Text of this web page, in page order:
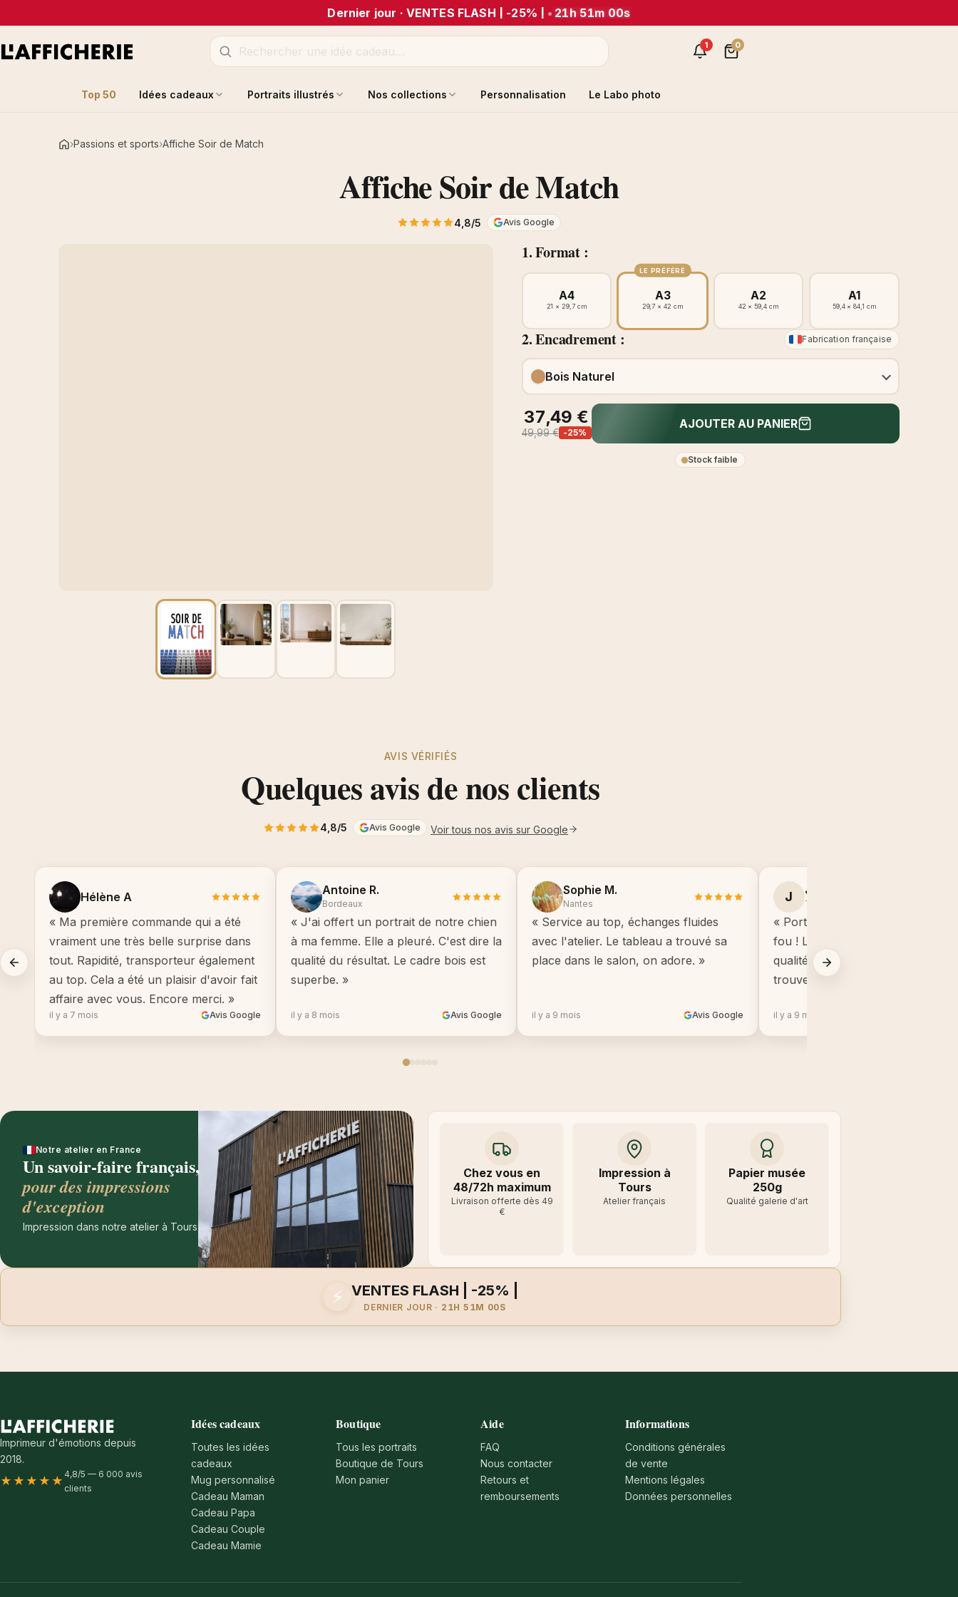
Dernier jour · VENTES FLASH | -25% | • 21h 51m 00s
1 0
Top 50 Idées cadeaux Portraits illustrés Nos collections Personnalisation Le Labo photo
Accueil
Passions et sports Affiche Soir de Match
Affiche Soir de Match
4,8/5 Avis Google
1. Format :
A4
21 × 29,7 cm
LE PRÉFÉRÉ
A3
29,7 × 42 cm
A2
42 × 59,4 cm
A1
59,4 × 84,1 cm
2. Encadrement : Fabrication française
Bois Naturel
37,49 €
49,99 € -25%
AJOUTER AU PANIER
Stock faible
AVIS VÉRIFIÉS
Quelques avis de nos clients
4,8/5 Avis Google Voir tous nos avis sur Google
Hélène A
« Ma première commande qui a été
vraiment une très belle surprise dans
tout. Rapidité, transporteur également
au top. Cela a été un plaisir d'avoir fait
affaire avec vous. Encore merci. »
il y a 7 mois Avis Google
Antoine R.
Bordeaux
« J'ai offert un portrait de notre chien
à ma femme. Elle a pleuré. C'est dire la
qualité du résultat. Le cadre bois est
superbe. »
il y a 8 mois Avis Google
Sophie M.
Nantes
« Service au top, échanges fluides
avec l'atelier. Le tableau a trouvé sa
place dans le salon, on adore. »
il y a 9 mois Avis Google
J Julie B.
Toulouse
« Portrait manga de mon fils, il
fou ! Le cadre est de très bonne
qualité, beaucoup mieux que ce
trouve en grande surface. »
il y a 9 mois
Notre atelier en France
Un savoir-faire français,
pour des impressions
d'exception
Impression dans notre atelier à Tours
Chez vous en
48/72h maximum
Livraison offerte dès 49
€
Impression à
Tours
Atelier français
Papier musée
250g
Qualité galerie d'art
⚡ VENTES FLASH | -25% |
DERNIER JOUR · 21H 51M 00S
Imprimeur d'émotions depuis
2018.
★★★★★ 4,8/5 — 6 000 avis
clients
Idées cadeaux
Toutes les idées
cadeaux
Mug personnalisé
Cadeau Maman
Cadeau Papa
Cadeau Couple
Cadeau Mamie
Boutique
Tous les portraits
Boutique de Tours
Mon panier
Aide
FAQ
Nous contacter
Retours et
remboursements
Informations
Conditions générales
de vente
Mentions légales
Données personnelles